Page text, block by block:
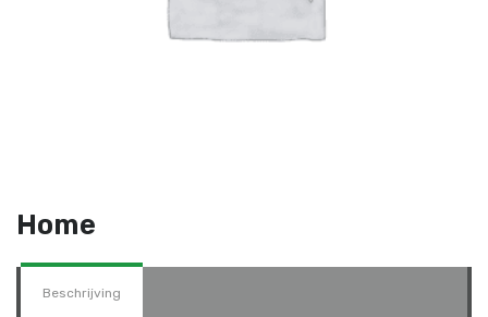
Home
Beschrijving